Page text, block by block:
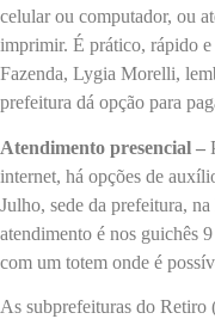
celular ou computador, ou
imprimir. É prático, rápido
Fazenda, Lygia Morelli,
prefeitura dá opção para
Atendimento presencial –
internet, há opções de
Julho, sede da prefeitura,
atendimento é nos guichês
com um totem onde é
As subprefeituras do